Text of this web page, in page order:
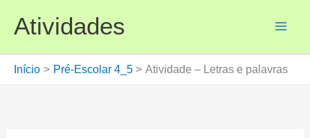
para
conteúdo
Atividades
Início Pré-Escolar 4_5 Atividade – Letras e palavras